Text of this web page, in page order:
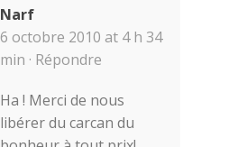
Narf
6 octobre 2010 at 4 h 34
min · Répondre
Ha ! Merci de nous
libérer du carcan du